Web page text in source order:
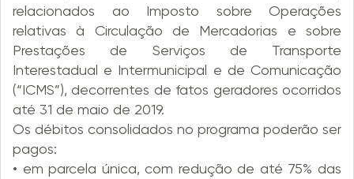
relacionados ao Imposto sobre Operações
relativas à Circulação de Mercadorias e sobre
Prestações de Serviços de Transporte
Interestadual e Intermunicipal e de Comunicação
(“ICMS”), decorrentes de fatos geradores ocorridos
até 31 de maio de 2019.
Os débitos consolidados no programa poderão ser
pagos:
• em parcela única, com redução de até 75% das